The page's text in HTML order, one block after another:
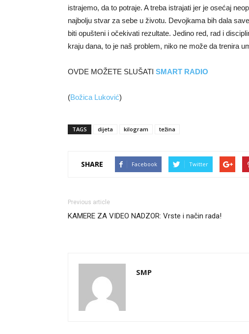
istrajemo, da to potraje. A treba istrajati jer je osećaj
najbolju stvar za sebe u životu. Devojkama bih dala
biti opušteni i očekivati rezultate. Jedino red, rad i
kraju dana, to je naš problem, niko ne može da trenira
OVDE MOŽETE SLUŠATI SMART RADIO
(Božica Luković)
TAGS dijeta kilogram težina
SHARE Facebook Twitter
Previous article
KAMERE ZA VIDEO NADZOR: Vrste i način rada!
SMP